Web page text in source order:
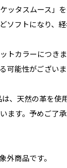
ッタスムース」
ソフトになり、経
トカラーにつき
可能性がござい
、天然の革を使
ます。予めご了承
外商品です。